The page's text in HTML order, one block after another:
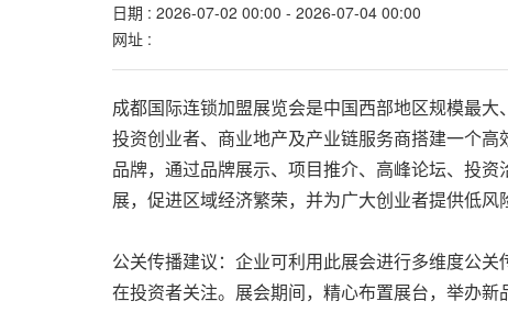
日期 : 2026-07-02 00:00 - 2026-07-04 00:00
网址 :
成都国际连锁加盟展览会是中国西部地区规模最
投资创业者、商业地产及产业链服务商搭建一个
品牌，通过品牌展示、项目推介、高峰论坛、投
展，促进区域经济繁荣，并为广大创业者提供低
公关传播建议：企业可利用此展会进行多维度公
在投资者关注。展会期间，精心布置展台，举办